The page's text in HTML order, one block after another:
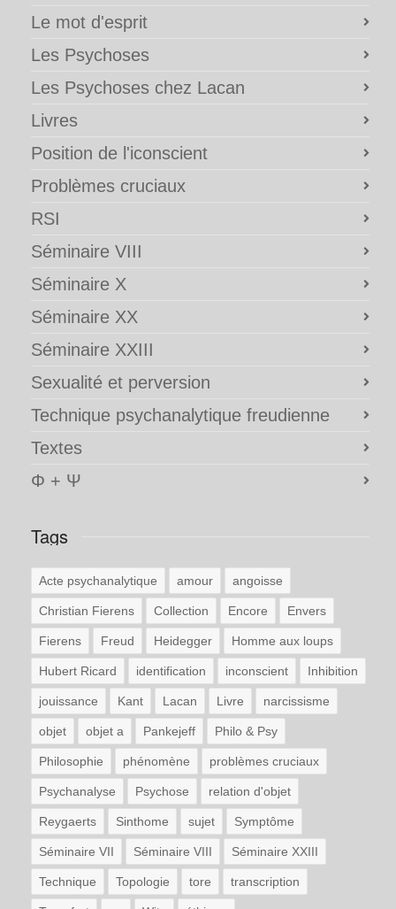
Le mot d'esprit
Les Psychoses
Les Psychoses chez Lacan
Livres
Position de l'iconscient
Problèmes cruciaux
RSI
Séminaire VIII
Séminaire X
Séminaire XX
Séminaire XXIII
Sexualité et perversion
Technique psychanalytique freudienne
Textes
Φ + Ψ
Tags
Acte psychanalytique amour angoisse
Christian Fierens Collection Encore Envers
Fierens Freud Heidegger Homme aux loups
Hubert Ricard identification inconscient Inhibition
jouissance Kant Lacan Livre narcissisme
objet objet a Pankejeff Philo & Psy
Philosophie phénomène problèmes cruciaux
Psychanalyse Psychose relation d'objet
Reygaerts Sinthome sujet Symptôme
Séminaire VII Séminaire VIII Séminaire XXIII
Technique Topologie tore transcription